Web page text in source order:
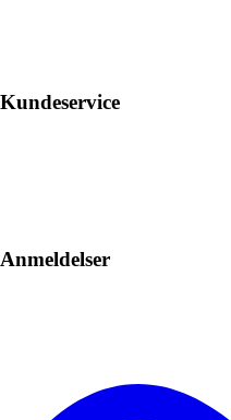
Kundeservice
Anmeldelser